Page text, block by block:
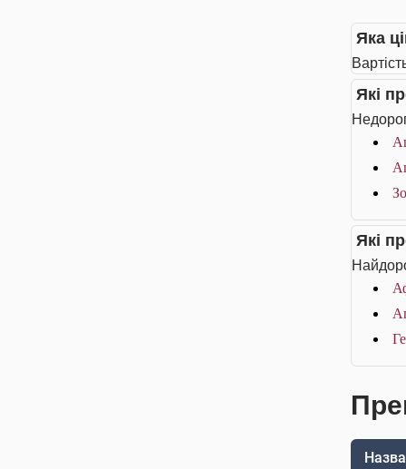
Яка
Які
Які
Назва